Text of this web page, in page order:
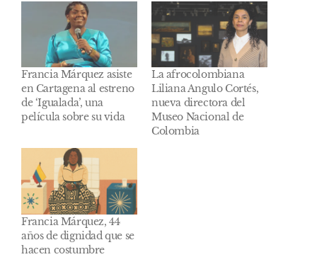
Francia Márquez asiste
en Cartagena al estreno
de ‘Igualada’, una
película sobre su vida
La afrocolombiana
Liliana Angulo Cortés,
nueva directora del
Museo Nacional de
Colombia
Francia Márquez, 44
años de dignidad que se
hacen costumbre